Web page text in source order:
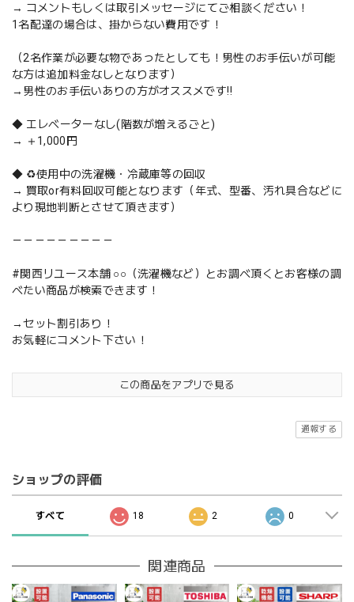
→ コメントもしくは取引メッセージにてご相談ください！
1名配達の場合は、掛からない費用です！
（2名作業が必要な物であったとしても！男性のお手伝いが可能
な方は追加料金なしとなります）
→男性のお手伝いありの方がオススメです‼️
◆ エレベーターなし(階数が増えるごと)
→ ＋1,000円
◆ ♻️使用中の洗濯機・冷蔵庫等の回収
→ 買取or有料回収可能となります（年式、型番、汚れ具合などに
より現地判断とさせて頂きます）
－－－－－－－－－
#関西リユース本舗 ○○（洗濯機など）とお調べ頂くとお客様の調
べたい商品が検索できます！
→セット割引あり！
お気軽にコメント下さい！
この商品をアプリで見る
通報する
ショップの評価
すべて 18 2 0
関連商品